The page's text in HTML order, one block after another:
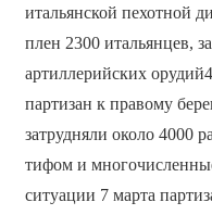
итальянской пехотной
плен 2300 итальянцев,
артиллерийских
партизан к правому
затрудняли около
тифом и
ситуации 7 марта